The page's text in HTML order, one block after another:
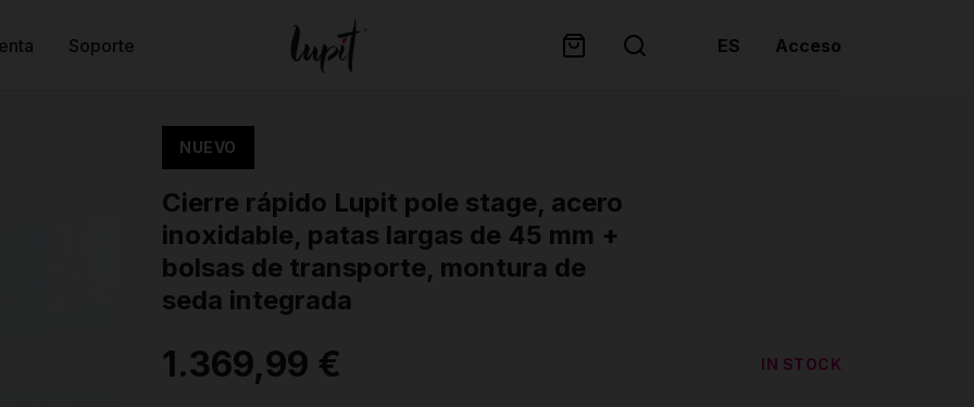
Soporte ES Acceso
NUEVO
Cierre rápido Lupit pole stage, acero
inoxidable, patas largas de 45 mm +
bolsas de transporte, montura de
seda integrada
1.369,99 € IN STOCK